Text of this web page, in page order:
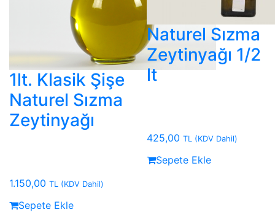
1lt. Klasik Şişe
Naturel Sızma
Zeytinyağı
1.150,00 TL (KDV Dahil)
Sepete Ekle
Naturel Sızma
Zeytinyağı 1/2
lt
425,00 TL (KDV Dahil)
Sepete Ekle